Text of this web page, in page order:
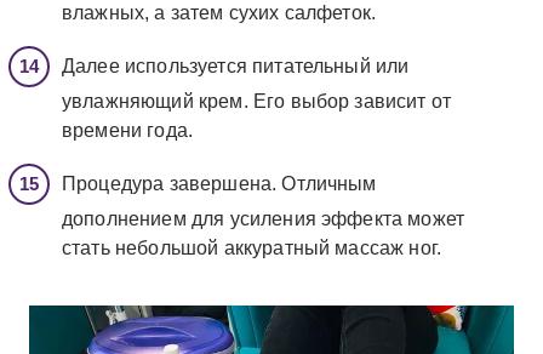
влажных, а затем сухих салфеток.
Далее используется питательный или
увлажняющий крем. Его выбор зависит от
времени года.
Процедура завершена. Отличным
дополнением для усиления эффекта может
стать небольшой аккуратный массаж ног.